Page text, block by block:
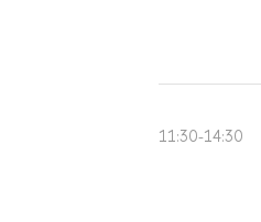
11:30-14:30